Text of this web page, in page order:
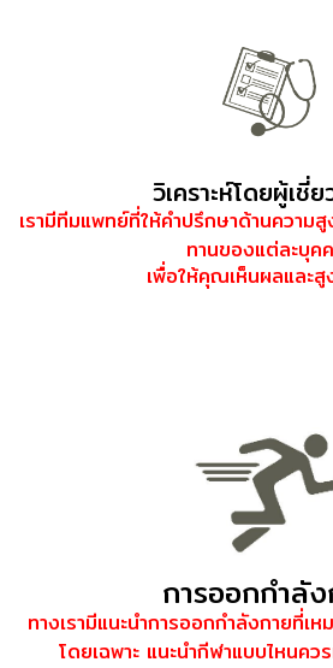
วิเคราะห์โดยผู้เชี่
เรามีทีมแพทย์ที่ให้คำปรึกษาด้านความสู
ทานของแต่ละบุค
เพื่อให้คุณเห็นผลและสู
การออกกำลั
ทางเรามีแนะนำการออกกำลังกายที่เห
โดยเฉพาะ แนะนำกีฬาแบบไหนคว